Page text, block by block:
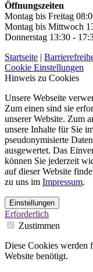
Öffnungszeiten
Montag bis Freitag
Montag bis Mittwoch
Donnerstag 13:30 -
Startseite |
Cookie Einstellungen
Hinweis zu Cookies
Unsere Webseite
Zum einen sind sie
unserer Website. Zum
unsere Inhalte für Sie
pseudonymisierte
ausgewertet. Das
können Sie jederzeit
auf dieser Website
zu uns im Impressum.
Einstellungen
Erforderlich
Zustimmen
Diese Cookies werden
Website benötigt.